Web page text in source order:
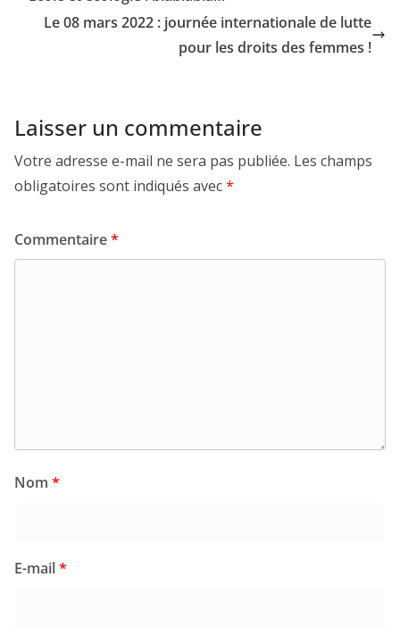
Le 08 mars 2022 : journée internationale de lutte
pour les droits des femmes !
Laisser un commentaire
Votre adresse e-mail ne sera pas publiée. Les champs
obligatoires sont indiqués avec*
Commentaire*
Nom *
E-mail*